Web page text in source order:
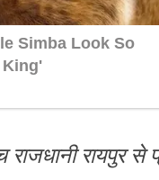
रायपुर से